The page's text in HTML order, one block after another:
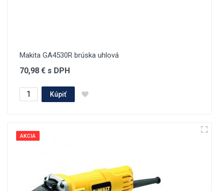
Makita GA4530R brúska uhlová
70,98 € s DPH
Kúpiť
AKCIA